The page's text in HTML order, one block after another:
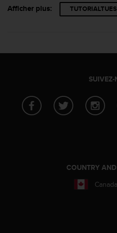
Afficher plus:
SUIVEZ-
COUNTRY